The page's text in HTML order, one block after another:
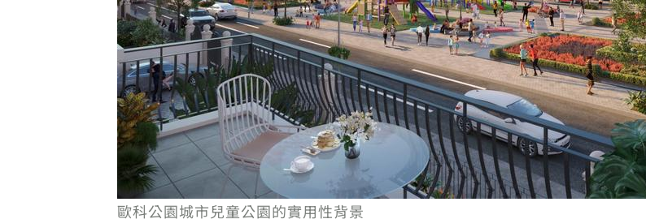
歐科公園城市兒童公園的實用性背景